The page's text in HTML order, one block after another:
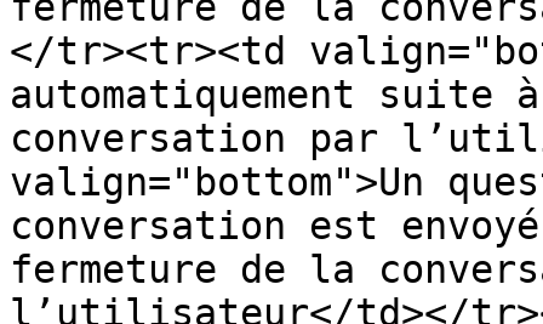
</tr><tr><td
automatiquement
conversation par
valign="bottom">Un
conversation est
fermeture de la
l’utilisateur</td></